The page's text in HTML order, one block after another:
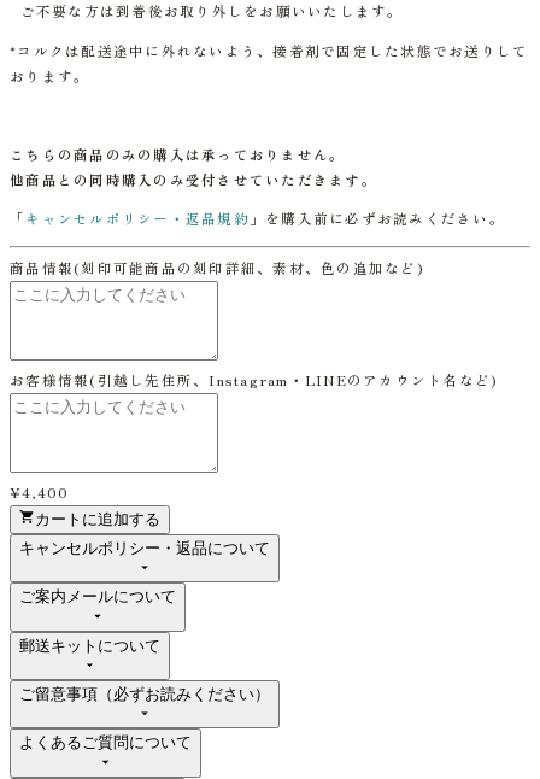
ご不要な方は到着後お取り外しをお願いいたします。
*コルクは配送途中に外れないよう、接着剤で固定した状態でお送りして
おります。
こちらの商品のみの購入は承っておりません。
他商品との同時購入のみ受付させていただきます。
「キャンセルポリシー・返品規約 」を購入前に必ずお読みください。
商品情報(刻印可能商品の刻印詳細、素材、色の追加など)
お客様情報(引越し先住所、Instagram・LINEのアカウント名など)
¥4,400
カートに追加する
キャンセルポリシー・返品について
ご案内メールについて
郵送キットについて
ご留意事項（必ずお読みください）
よくあるご質問について